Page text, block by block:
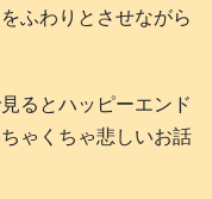
ふわりとさせながら
るとハッピーエンド
ゃくちゃ悲しいお話